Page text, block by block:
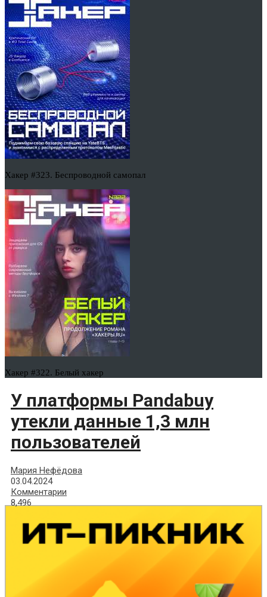
Хакер #323. Беспроводной самопал
Хакер #322. Белый хакер
У платформы Pandabuy
утекли данные 1,3 млн
пользователей
Мария Нефёдова
03.04.2024
Комментарии
8,496